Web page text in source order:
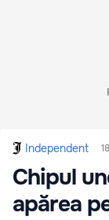
Independent
Chipul
apărea